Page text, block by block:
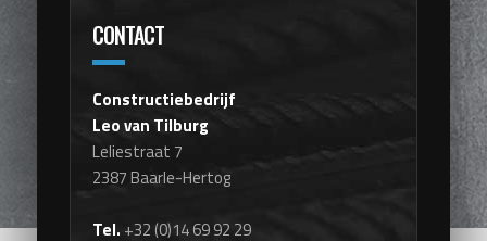
CONTACT
Constructiebedrijf
Leo van Tilburg
Leliestraat 7
2387 Baarle-Hertog
Tel. +32 (0)14 69 92 29